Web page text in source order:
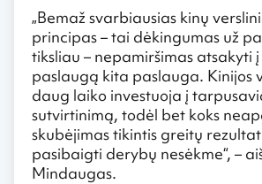
„Bemaž svarbiausias kinų
principas – tai dėkingumas už
tiksliau – nepamiršimas atsakyti
paslaugą kita paslauga. Kinijos
daug laiko investuoja į
sutvirtinimą, todėl bet koks
skubėjimas tikintis greitų
pasibaigti derybų nesėkme“, –
Mindaugas.